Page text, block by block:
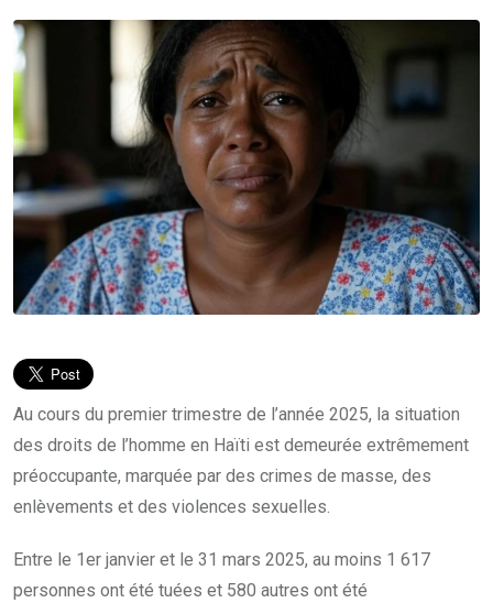
Au cours du premier trimestre de l’année 2025, la situation
des droits de l’homme en Haïti est demeurée extrêmement
préoccupante, marquée par des crimes de masse, des
enlèvements et des violences sexuelles.
Entre le 1er janvier et le 31 mars 2025, au moins 1 617
personnes ont été tuées et 580 autres ont été